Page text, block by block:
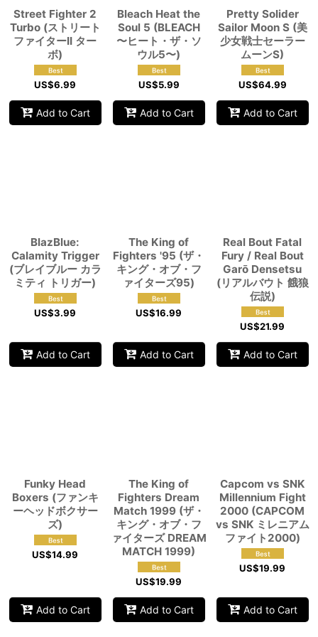
Street Fighter 2
Turbo (ストリート
ファイターII ター
ボ)
US$6.99
Add to Cart
Bleach Heat the
Soul 5 (BLEACH
〜ヒート・ザ・ソ
ウル5〜)
US$5.99
Add to Cart
Pretty Solider
Sailor Moon S (美
少女戦士セーラー
ムーンS)
US$64.99
Add to Cart
BlazBlue:
Calamity Trigger
(ブレイブルー カラ
ミティ トリガー)
US$3.99
Add to Cart
The King of
Fighters '95 (ザ・
キング・オブ・フ
ァイターズ95)
US$16.99
Add to Cart
Real Bout Fatal
Fury / Real Bout
Garō Densetsu
(リアルバウト 餓狼
伝説)
US$21.99
Add to Cart
Funky Head
Boxers (ファンキ
ーヘッドボクサー
ズ)
US$14.99
Add to Cart
The King of
Fighters Dream
Match 1999 (ザ・
キング・オブ・フ
ァイターズ DREAM
MATCH 1999)
US$19.99
Add to Cart
Capcom vs SNK
Millennium Fight
2000 (CAPCOM
vs SNK ミレニアム
ファイト2000)
US$19.99
Add to Cart